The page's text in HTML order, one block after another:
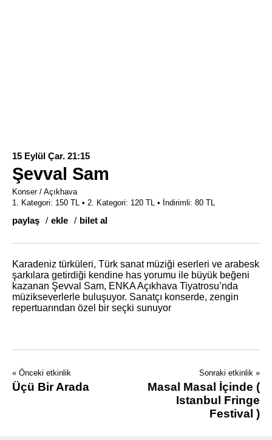
15 Eylül Çar. 21:15
Şevval Sam
Konser / Açıkhava
1. Kategori: 150 TL • 2. Kategori: 120 TL • İndirimli: 80 TL
paylaş ekle bilet al
Karadeniz türküleri, Türk sanat müziği eserleri ve arabesk
şarkılara getirdiği kendine has yorumu ile büyük beğeni
kazanan Şevval Sam, ENKA Açıkhava Tiyatrosu’nda
müzikseverlerle buluşuyor. Sanatçı konserde, zengin
repertuarından özel bir seçki sunuyor
« Önceki etkinlik
Üçü Bir Arada
Sonraki etkinlik »
Masal Masal İçinde (
Istanbul Fringe
Festival )